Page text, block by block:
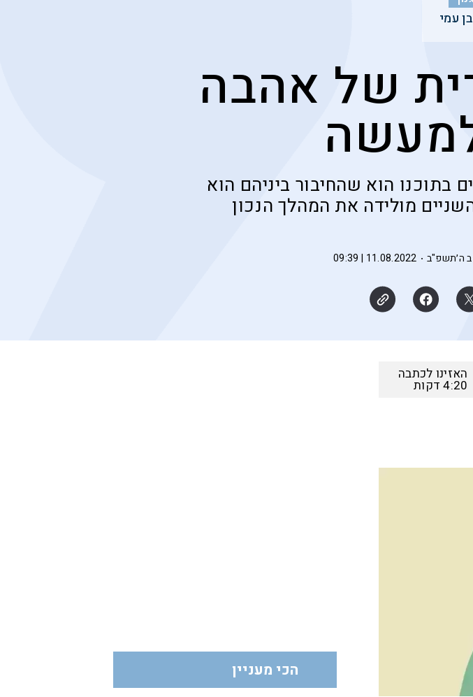
עמי
של אהבה
בתוכנו הוא שהחיבור ביניהם הוא
מולידה את המהלך הנכון
ה׳תשפ"ב 11.08.2022 | 09:39
האזינו לכתבה
4:20דקות
הכי מעניין